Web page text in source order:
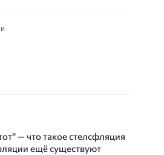
— что такое стелсфляция
ещё существуют